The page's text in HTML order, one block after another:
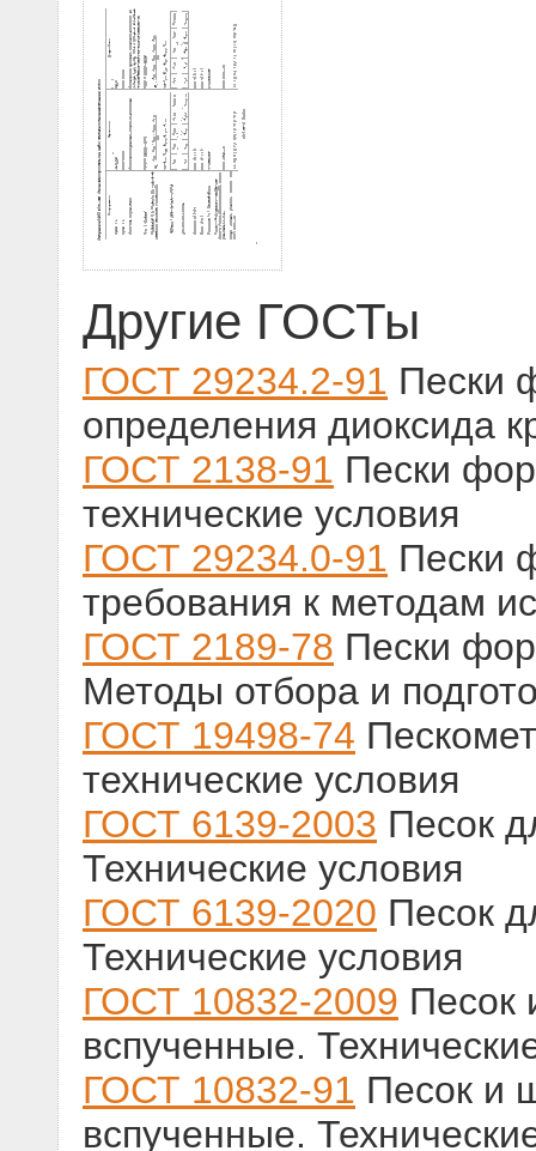
Другие ГОСТы
ГОСТ 29234.2-91 Пески
определения диоксида
ГОСТ 2138-91 Пески
технические условия
ГОСТ 29234.0-91 Пески
требования к методам
ГОСТ 2189-78 Пески
Методы отбора и
ГОСТ 19498-74
технические условия
ГОСТ 6139-2003 Песок
Технические условия
ГОСТ 6139-2020 Песок
Технические условия
ГОСТ 10832-2009 Песок
вспученные.
ГОСТ 10832-91 Песок и
вспученные.